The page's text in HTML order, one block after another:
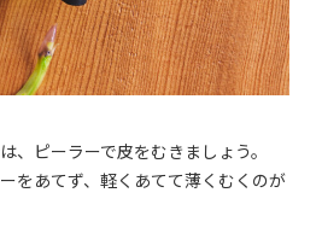
、ピーラーで皮をむきましょう。
をあてず、軽くあてて薄くむくのが